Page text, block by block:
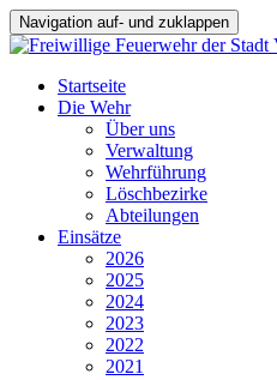
Navigation auf- und zuklappen
Startseite
Die Wehr
Über uns
Verwaltung
Wehrführung
Löschbezirke
Abteilungen
Einsätze
2026
2025
2024
2023
2022
2021